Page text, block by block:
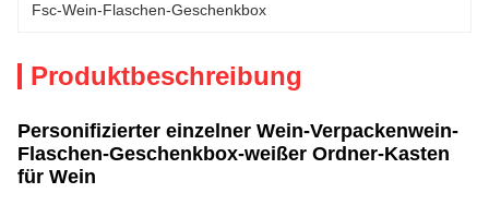
Fsc-Wein-Flaschen-Geschenkbox
Produktbeschreibung
Personifizierter einzelner Wein-Verpackenwein-
Flaschen-Geschenkbox-weißer Ordner-Kasten
für Wein